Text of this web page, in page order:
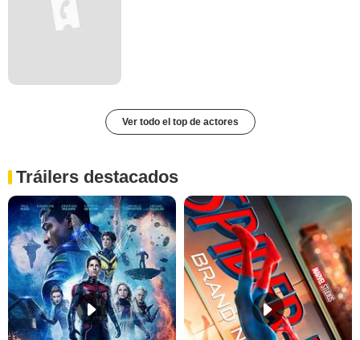
Ver todo el top de actores
Tráilers destacados